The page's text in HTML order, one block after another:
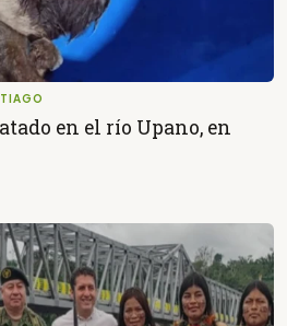
en el río Upano, en